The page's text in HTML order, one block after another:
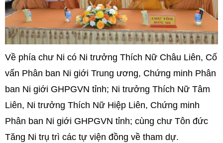
Về phía chư Ni có Ni trưởng Thích Nữ Châu Liên, Cố
vấn Phân ban Ni giới Trung ương, Chứng minh Phân
ban Ni giới GHPGVN tỉnh; Ni trưởng Thích Nữ Tâm
Liên, Ni trưởng Thích Nữ Hiệp Liên, Chứng minh
Phân ban Ni giới GHPGVN tỉnh; cùng chư Tôn đức
Tăng Ni trụ trì các tự viện đồng về tham dự.